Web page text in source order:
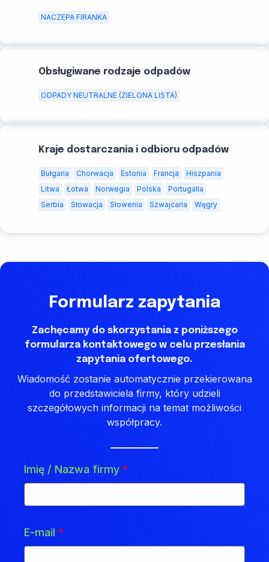
NACZEPA FIRANKA
Obsługiwane rodzaje odpadów
ODPADY NEUTRALNE (ZIELONA LISTA)
Kraje dostarczania i odbioru odpadów
Bułgaria Chorwacja Estonia Francja
Hiszpania
Litwa
Łotwa Norwegia Polska
Portugalia
Serbia
Słowacja Słowenia Szwajcaria Węgry
Formularz zapytania
Zachęcamy do skorzystania z poniższego
formularza kontaktowego w celu przesłania
zapytania ofertowego.
Wiadomość zostanie automatycznie przekierowana
do przedstawiciela firmy, który udzieli
szczegółowych informacji na temat możliwości
współpracy.
Imię / Nazwa firmy *
E-mail *